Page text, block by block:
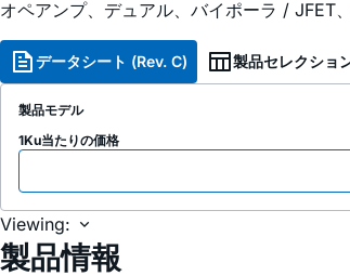
オペアンプ、デュアル、バイポーラ / JFET
データシート (Rev. C) 製品セレクショ
製品モデル
1Ku当たりの価格
Viewing:
製品情報